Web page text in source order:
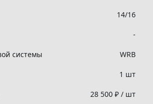
14/16
-
системы WRB
1 шт
28 500 ₽ / шт